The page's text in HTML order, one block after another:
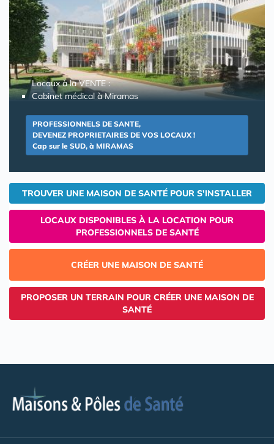
Locaux à la VENTE :
Cabinet médical à Miramas
PROFESSIONNELS DE SANTE,
DEVENEZ PROPRIETAIRES DE VOS LOCAUX !
Cap sur le SUD, à MIRAMAS
TROUVER UNE MAISON DE SANTÉ POUR S'INSTALLER
LOCAUX DISPONIBLES À LA LOCATION POUR
PROFESSIONNELS DE SANTÉ
CRÉER UNE MAISON DE SANTÉ
PROPOSER UN TERRAIN POUR CRÉER UNE MAISON DE
SANTÉ